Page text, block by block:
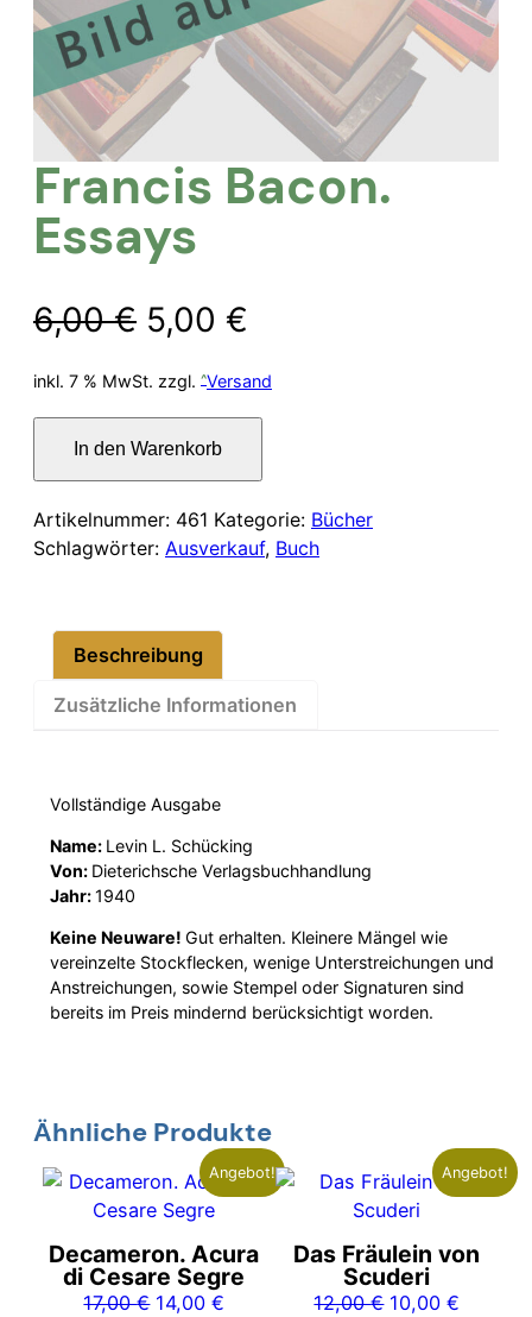
Francis Bacon.
Essays
6,00€ Ursprünglicher
Preis
war:
6,00 €
5,00 €
Preis
ist:
5,00 €.
inkl. 7 % MwSt. zzgl. Versand
Bacon.
Essays
Menge
In den Warenkorb
Artikelnummer: 461 Kategorie: Bücher
Schlagwörter: Ausverkauf, Buch
Beschreibung
Zusätzliche Informationen
Vollständige Ausgabe
Name: Levin L. Schücking
Von: Dieterichsche Verlagsbuchhandlung
Jahr:1940
Keine Neuware!Gut erhalten. Kleinere Mängel wie
vereinzelte Stockflecken, wenige Unterstreichungen und
Anstreichungen, sowie Stempel oder Signaturen sind
bereits im Preis mindernd berücksichtigt worden.
Ähnliche Produkte
Angebot!
Decameron. Acura
di Cesare Segre
17,00€ Ursprünglicher
14,00€
Angebot!
Das Fräulein von
Scuderi
12,00€ Ursprünglicher
10,00€